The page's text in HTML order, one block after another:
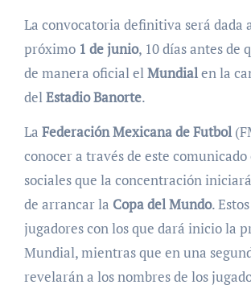
La convocatoria definitiva será dada
próximo 1 de junio, 10 días antes de
de manera oficial el Mundialen la
del Estadio Banorte.
La Federación Mexicana de Futbol
conocer a través de este comunicado
sociales que la concentración
de arrancar la Copa del Mundo.
jugadores con los que dará inicio la
Mundial, mientras que en una
revelarán a los nombres de los